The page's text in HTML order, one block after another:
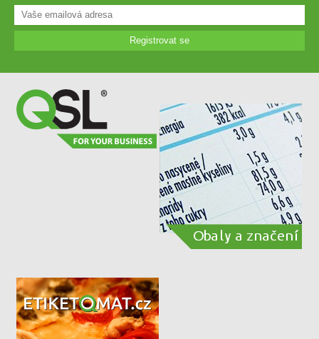
Registrovat se